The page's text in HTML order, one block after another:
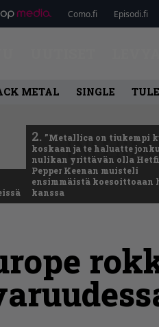
Como.fi Episodi.fi
METAL SINGLE
2. ”Metallica on tiukempi
koskaan ja te haluatte
nulikan yrittävän olla
Pepper Keenan muisteli
ensimmäistä koesoittoaan
kanssa